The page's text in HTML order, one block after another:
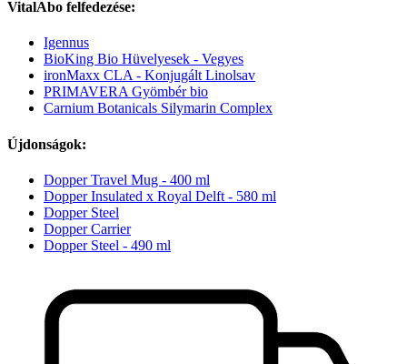
VitalAbo felfedezése:
Igennus
BioKing Bio Hüvelyesek - Vegyes
ironMaxx CLA - Konjugált Linolsav
PRIMAVERA Gyömbér bio
Carnium Botanicals Silymarin Complex
Újdonságok:
Dopper Travel Mug - 400 ml
Dopper Insulated x Royal Delft - 580 ml
Dopper Steel
Dopper Carrier
Dopper Steel - 490 ml